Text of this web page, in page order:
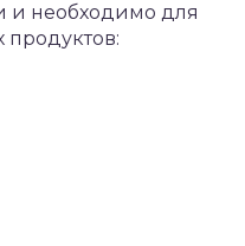
необходимо для